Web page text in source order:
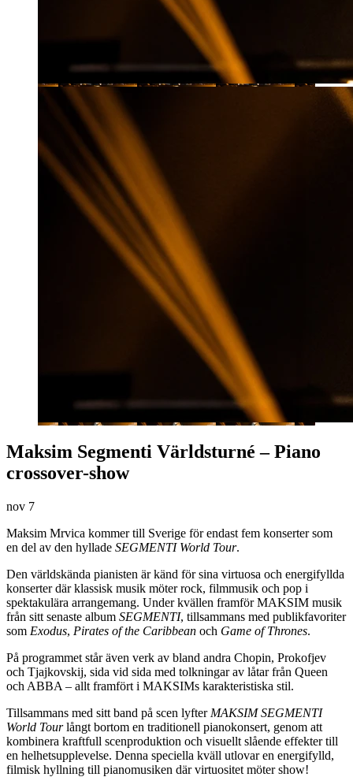
Maksim Segmenti Världsturné – Piano
crossover-show
nov 7
Maksim Mrvica kommer till Sverige för endast fem konserter som
en del av den hyllade SEGMENTI World Tour.
Den världskända pianisten är känd för sina virtuosa och energifyllda
konserter där klassisk musik möter rock, filmmusik och pop i
spektakulära arrangemang. Under kvällen framför MAKSIM musik
från sitt senaste album SEGMENTI, tillsammans med publikfavoriter
som Exodus, Pirates of the Caribbean och Game of Thrones.
På programmet står även verk av bland andra Chopin, Prokofjev
och Tjajkovskij, sida vid sida med tolkningar av låtar från Queen
och ABBA – allt framfört i MAKSIMs karakteristiska stil.
Tillsammans med sitt band på scen lyfter MAKSIM SEGMENTI
World Tourlångt bortom en traditionell pianokonsert, genom att
kombinera kraftfull scenproduktion och visuellt slående effekter till
en helhetsupplevelse. Denna speciella kväll utlovar en energifylld,
filmisk hyllning till pianomusiken där virtuositet möter show!